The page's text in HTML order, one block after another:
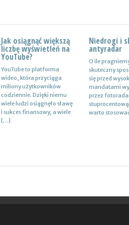
Jak osiągnąć większą
liczbę wyświetleń na
YouTube?
YouTube to platforma
wideo, która przyciąga
miliony użytkowników
codziennie. Dzięki niemu
wiele ludzi osiągnęło sławę
i sukces finansowy, a wiele
[…]
Niedrogi i
antyradar
O ile
skuteczny
się przed
mandatami
przez
warto
Certyfikat uprawnień
w branży budowlanej
Uprawnienia w biznesie
budowlanej dotyczą
różnych specjalności. Jest
to specjalność
architektoniczna, niemniej
jednak również
konstrukcyjno-
budowlana, inżynieryjna
Drewutnia
działkę
Wiele osób
jaki rodzaj
ogrodowej
najlepiej w
bezpiecznego
przykład